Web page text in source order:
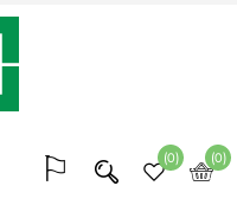
(0) (0)